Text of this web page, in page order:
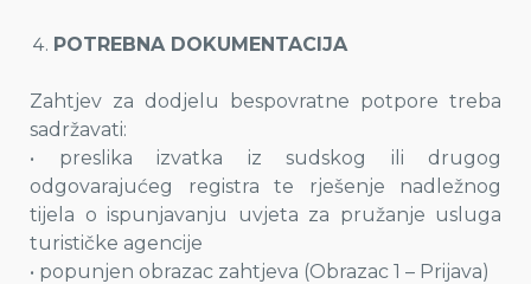
POTREBNA DOKUMENTACIJA
Zahtjev za dodjelu bespovratne potpore treba
sadržavati:
• preslika izvatka iz sudskog ili drugog
odgovarajućeg registra te rješenje nadležnog
tijela o ispunjavanju uvjeta za pružanje usluga
turističke agencije
• popunjen obrazac zahtjeva (Obrazac 1 – Prijava)